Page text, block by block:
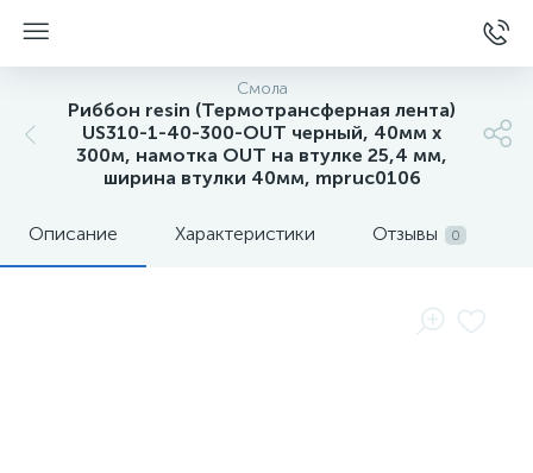
Смола
Риббон resin (Термотрансферная лента)
US310-1-40-300-OUT черный, 40мм х
300м, намотка OUT на втулке 25,4 мм,
ширина втулки 40мм, mpruc0106
Описание Характеристики Отзывы 0